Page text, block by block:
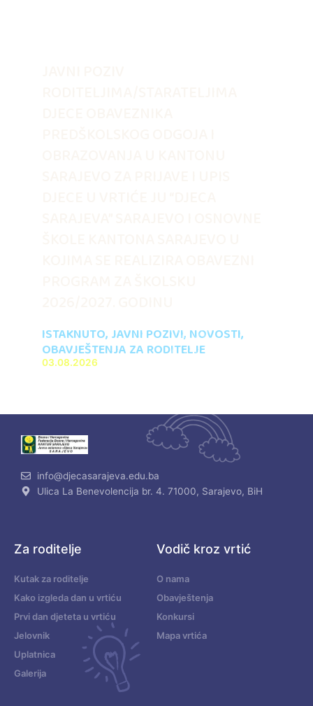
ISTAKNUTO, JAVNI POZIVI, NOVOSTI,
OBAVJEŠTENJA ZA RODITELJE
03.08.2026
info@djecasarajeva.edu.ba
Ulica La Benevolencija br. 4. 71000, Sarajevo, BiH
Za roditelje
Kutak za roditelje
Kako izgleda dan u vrtiću
Prvi dan djeteta u vrtiću
Jelovnik
Uplatnica
Galerija
Vodič kroz vrtić
O nama
Obavještenja
Konkursi
Mapa vrtića